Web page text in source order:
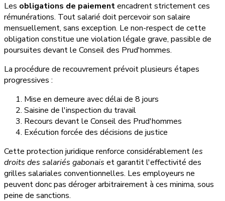
Les obligations de paiementencadrent strictement ces
rémunérations. Tout salarié doit percevoir son salaire
mensuellement, sans exception. Le non-respect de cette
obligation constitue une violation légale grave, passible de
poursuites devant le Conseil des Prud'hommes.
La procédure de recouvrement prévoit plusieurs étapes
progressives :
Mise en demeure avec délai de 8 jours
Saisine de l'inspection du travail
Recours devant le Conseil des Prud'hommes
Exécution forcée des décisions de justice
Cette protection juridique renforce considérablement les
droits des salariés gabonais et garantit l'effectivité des
grilles salariales conventionnelles. Les employeurs ne
peuvent donc pas déroger arbitrairement à ces minima, sous
peine de sanctions.